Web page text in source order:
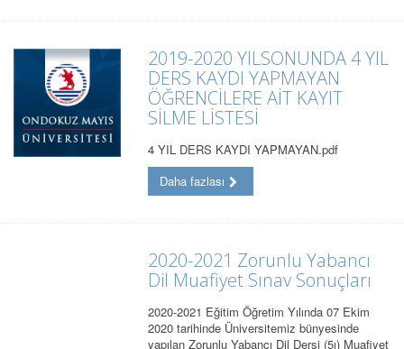
2019-2020 YILSONUNDA 4 YIL
DERS KAYDI YAPMAYAN
ÖĞRENCİLERE AİT KAYIT
SİLME LİSTESİ
4 YIL DERS KAYDI YAPMAYAN.pdf
Daha fazlası
2020-2021 Zorunlu Yabancı
Dil Muafiyet Sınav Sonuçları
2020-2021 Eğitim Öğretim Yılında 07 Ekim
2020 tarihinde Üniversitemiz bünyesinde
yapılan Zorunlu Yabancı Dil Dersi (5ı) Muafiyet